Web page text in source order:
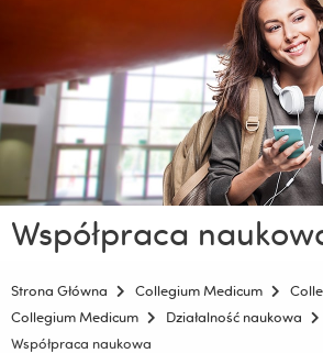
Współpraca
Strona Główna Collegium Medicum
Collegium Medicum
Działalność naukowa
Współpraca naukowa